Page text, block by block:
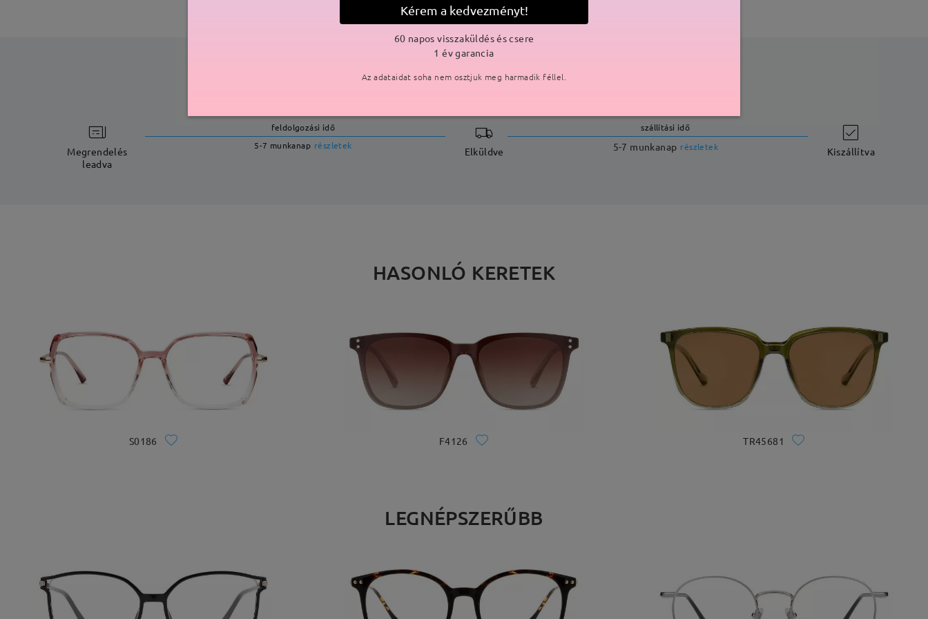
SZÁLLÍTÁS
Megrendelés
leadva
feldolgozási idő
5-7 munkanap részletek Elküldve
szállítási idő
5-7 munkanap részletek Kiszállítva
HASONLÓ KERETEK
S0186 F4126 TR45681
LEGNÉPSZERŰBB
Kérem a kedvezményt!
60 napos visszaküldés és csere
1 év garancia
Az adataidat soha nem osztjuk meg harmadik féllel.